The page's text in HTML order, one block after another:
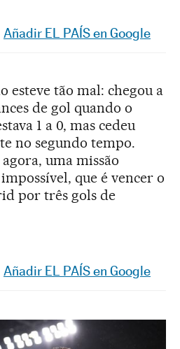
Facebook
en Twitter
Redes Sociales
Añadir EL PAÍS en Google
esteve tão mal: chegou a
de gol quando o
1 a 0, mas cedeu
no segundo tempo.
uma missão
que é vencer o
por três gols de
Facebook
en Twitter
Redes Sociales
Añadir EL PAÍS en Google